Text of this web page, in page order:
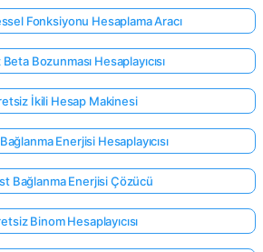
Fonksiyonu Hesaplama Aracı
Bozunması Hesaplayıcısı
İkili Hesap Makinesi
Enerjisi Hesaplayıcısı
Bağlanma Enerjisi Çözücü
Binom Hesaplayıcısı